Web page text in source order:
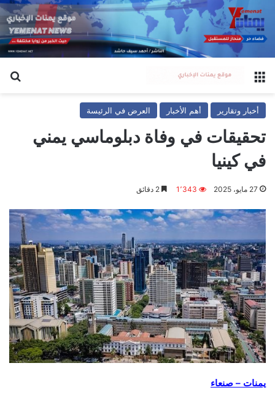
القائمة
أخبار وتقارير أهم الأخبار العرض في الرئيسة
تحقيقات في وفاة دبلوماسي يمني
في كينيا
27 مايو، 2025 1٬343
يمنات – صنعاء